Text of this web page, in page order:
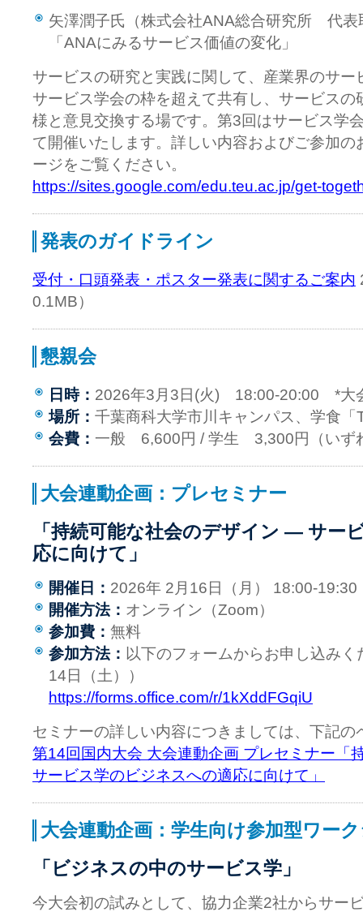
矢澤潤子氏（株式会社ANA総合研究所 代表
「ANAにみるサービス価値の変化」
サービスの研究と実践に関して、産業界のサ
サービス学会の枠を超えて共有し、サービス
様と意見交換する場です。第3回はサービス学
て開催いたします。詳しい内容およびご参加
ージをご覧ください。
https://sites.google.com/edu.teu.ac.jp/get-
発表のガイドライン
受付・口頭発表・ポスター発表に関するご案内
0.1MB）
懇親会
日時： 2026年3月3日(火) 18:00-20:00 *大
場所： 千葉商科大学市川キャンパス、学食
会費： 一般 6,600円 / 学生 3,300円（いず
大会連動企画：プレセミナー
「持続可能な社会のデザイン ― サー
応に向けて」
開催日： 2026年 2月16日（月） 18:00-19:30
開催方法： オンライン（Zoom）
参加費： 無料
参加方法： 以下のフォームからお申し込み
14日（土））
https://forms.office.com/r/1kXddFGqiU
セミナーの詳しい内容につきましては、下記の
第14回国内大会 大会連動企画 プレセミナー「
サービス学のビジネスへの適応に向けて」
大会連動企画：学生向け参加型ワー
「ビジネスの中のサービス学」
今大会初の試みとして、協力企業2社からサー